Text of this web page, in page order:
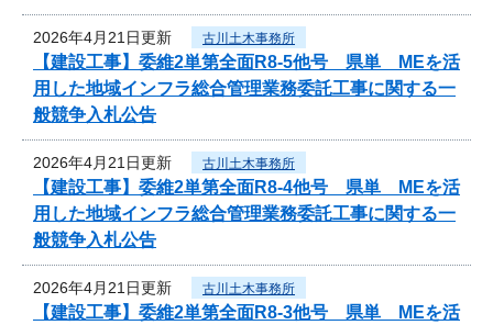
2026年4月21日更新 古川土木事務所
【建設工事】委維2単第全面R8-5他号 県単 MEを活
用した地域インフラ総合管理業務委託工事に関する一
般競争入札公告
2026年4月21日更新 古川土木事務所
【建設工事】委維2単第全面R8-4他号 県単 MEを活
用した地域インフラ総合管理業務委託工事に関する一
般競争入札公告
2026年4月21日更新 古川土木事務所
【建設工事】委維2単第全面R8-3他号 県単 MEを活